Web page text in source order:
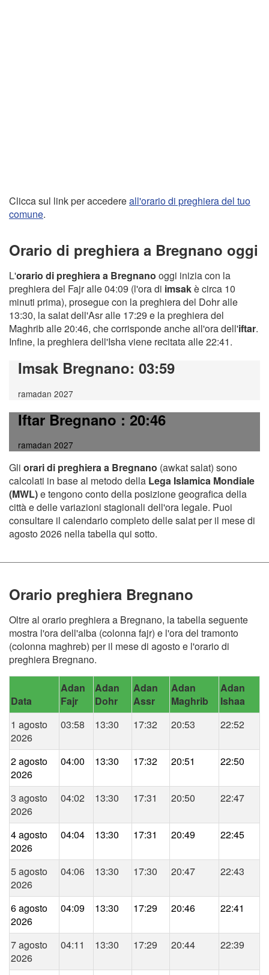
Clicca sul link per accedereall'orario di preghiera del tuo
comune.
Orario di preghiera a Bregnano oggi
L'orario di preghiera a Bregnano oggi inizia con la
preghiera del Fajr alle 04:09 (l'ora di imsakè circa 10
minuti prima), prosegue con la preghiera del Dohr alle
13:30, la salat dell'Asr alle 17:29 e la preghiera del
Maghrib alle 20:46, che corrisponde anche all'ora dell'iftar.
Infine, la preghiera dell'Isha viene recitata alle 22:41.
Imsak Bregnano: 03:59
ramadan 2027
Iftar Bregnano: 20:46
ramadan 2027
Gli orari di preghiera a Bregnano (awkat salat) sono
calcolati in base al metodo della Lega Islamica Mondiale
(MWL)e tengono conto della posizione geografica della
città e delle variazioni stagionali dell'ora legale. Puoi
consultare il calendario completo delle salat per il mese di
agosto 2026 nella tabella qui sotto.
Orario preghiera Bregnano
Oltre al orario preghiera a Bregnano, la tabella seguente
mostra l'ora dell'alba (colonna fajr) e l'ora del tramonto
(colonna maghreb) per il mese di agosto e l'orario di
preghiera Bregnano.
Data
Adan
Fajr
Adan
Dohr
Adan
Assr
Adan
Maghrib
Adan
Ishaa
1 agosto
2026
03:58 13:30 17:32 20:53 22:52
2 agosto
2026
04:00 13:30 17:32 20:51 22:50
3 agosto
2026
04:02 13:30 17:31 20:50 22:47
4 agosto
2026
04:04 13:30 17:31 20:49 22:45
5 agosto
2026
04:06 13:30 17:30 20:47 22:43
6 agosto
2026
04:09 13:30 17:29 20:46 22:41
7 agosto
2026
04:11 13:30 17:29 20:44 22:39